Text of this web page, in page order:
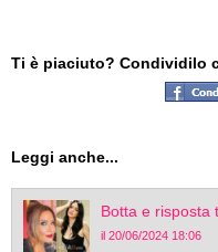
Ti è piaciuto? Condividilo
Leggi anche...
Botta e risposta
il 20/06/2024 18:06